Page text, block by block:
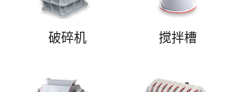
破碎机 搅拌槽